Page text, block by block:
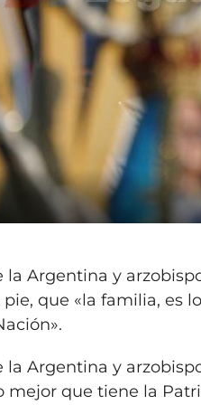
Argentina y
que «la familia, es
Argentina y
mejor que tiene la